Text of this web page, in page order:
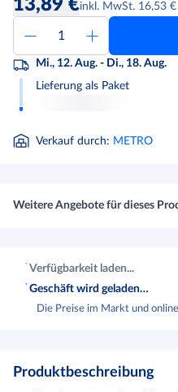
13,89 €inkl. MwSt. 16,53 €
Mi., 12. Aug. - Di., 18. Aug.
Lieferung als Paket
Verkauf durch: METRO
Weitere Angebote für dieses
Verfügbarkeit laden...
Geschäft wird geladen…
Die Preise im Markt und
Produktbeschreibung